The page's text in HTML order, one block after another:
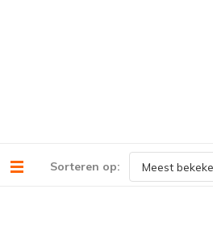
Sorteren op: